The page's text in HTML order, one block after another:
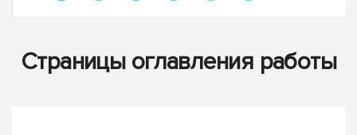
Страницы оглавления работы